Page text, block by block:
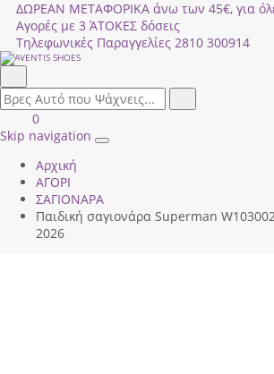
ΔΩΡΕΑΝ ΜΕΤΑΦΟΡΙΚΑ άνω των 45€, για
Αγορές με 3 ΆΤΟΚΕΣ δόσεις
Τηλεφωνικές Παραγγελίες 2810 300914
field.search
Είσοδος
|
ΚΑΛΑΘΙ
ΑΓΟΡΩΝ
0
Skip navigation
Toggle
Αρχική
ΑΓΟΡΙ
ΣΑΓΙΟΝΑΡΑ
Παιδική σαγιονάρα Superman
2026